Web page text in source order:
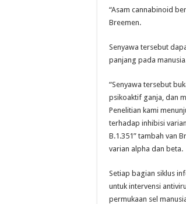
“Asam cannabinoid
Breemen.
Senyawa tersebut
panjang pada
“Senyawa tersebut
psikoaktif ganja, dan
Penelitian kami
terhadap inhibisi
B.1.351” tambah van
varian alpha dan beta.
Setiap bagian siklus
untuk intervensi
permukaan sel